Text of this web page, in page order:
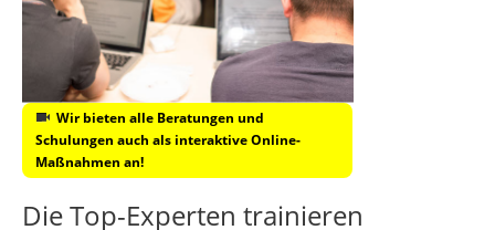
Wir bieten alle Beratungen und
Schulungen auch als interaktive Online-
Maßnahmen an!
Die Top-Experten trainieren